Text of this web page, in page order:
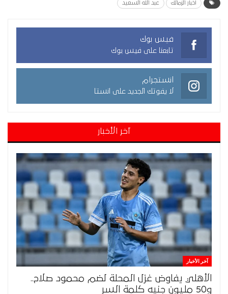
اخبار الزمالك عبد الله السعيد
فيس بوك
تابعنا على فيس بوك
انستجرام
لا يفوتك الجديد على انستا
آخر الأخبار
آخر الأخبار
الأهلي يفاوض غزل المحلة لضم محمود صلاح..
و50 مليون جنيه كلمة السر